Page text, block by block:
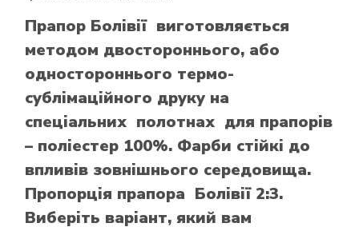
Прапор Болівії виготовляється
методом двостороннього, або
одностороннього термо-
сублімаційного друку на
спеціальних полотнах для прапорів
– поліестер 100%. Фарби стійкі до
впливів зовнішнього середовища.
Пропорція прапора Болівії 2:3.
Виберіть варіант, який вам